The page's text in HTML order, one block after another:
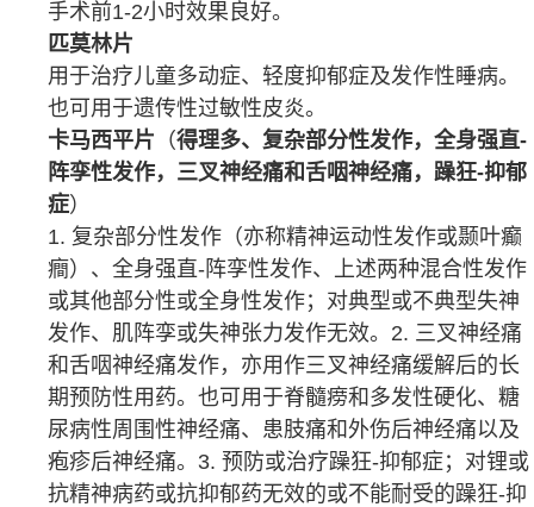
手术前1-2小时效果良好。
匹莫林片
用于治疗儿童多动症、轻度抑郁症及发作性睡病。
也可用于遗传性过敏性皮炎。
卡马西平片 （得理多、复杂部分性发作，全身强直-
阵孪性发作，三叉神经痛和舌咽神经痛，躁狂-抑郁
症）
1. 复杂部分性发作（亦称精神运动性发作或颞叶癫
癎）、全身强直-阵孪性发作、上述两种混合性发作
或其他部分性或全身性发作；对典型或不典型失神
发作、肌阵孪或失神张力发作无效。2. 三叉神经痛
和 舌咽神经痛发作，亦用作三叉神经痛缓解后的长
期预防性用药。也可用于脊髓痨和 多发性硬化、 糖
尿病性周围性神经痛、患肢痛和 外伤后神经痛以及
疱疹后神经痛。3. 预防或治疗躁狂-抑郁症；对锂或
抗精神病药或抗抑郁药无效的或不能耐受的躁狂-抑